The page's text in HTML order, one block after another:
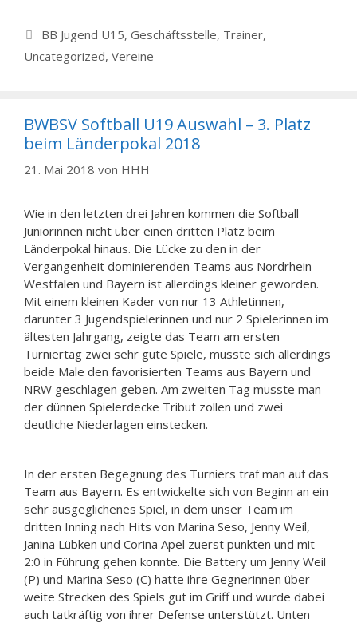
Kategorien
BB Jugend U15, Geschäftsstelle, Trainer,
Uncategorized, Vereine
BWBSV Softball U19 Auswahl – 3. Platz
beim Länderpokal 2018
21. Mai 2018 von HHH
Wie in den letzten drei Jahren kommen die Softball
Juniorinnen nicht über einen dritten Platz beim
Länderpokal hinaus. Die Lücke zu den in der
Vergangenheit dominierenden Teams aus Nordrhein-
Westfalen und Bayern ist allerdings kleiner geworden.
Mit einem kleinen Kader von nur 13 Athletinnen,
darunter 3 Jugendspielerinnen und nur 2 Spielerinnen im
ältesten Jahrgang, zeigte das Team am ersten
Turniertag zwei sehr gute Spiele, musste sich allerdings
beide Male den favorisierten Teams aus Bayern und
NRW geschlagen geben. Am zweiten Tag musste man
der dünnen Spielerdecke Tribut zollen und zwei
deutliche Niederlagen einstecken.
In der ersten Begegnung des Turniers traf man auf das
Team aus Bayern. Es entwickelte sich von Beginn an ein
sehr ausgeglichenes Spiel, in dem unser Team im
dritten Inning nach Hits von Marina Seso, Jenny Weil,
Janina Lübken und Corina Apel zuerst punkten und mit
2:0 in Führung gehen konnte. Die Battery um Jenny Weil
(P) und Marina Seso (C) hatte ihre Gegnerinnen über
weite Strecken des Spiels gut im Griff und wurde dabei
auch tatkräftig von ihrer Defense unterstützt. Unten